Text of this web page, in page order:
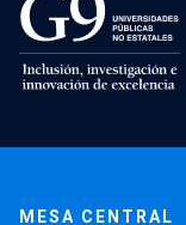
MESA CENTRAL